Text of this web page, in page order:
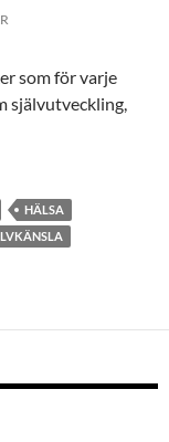
som för varje
självutveckling,
HÄLSA